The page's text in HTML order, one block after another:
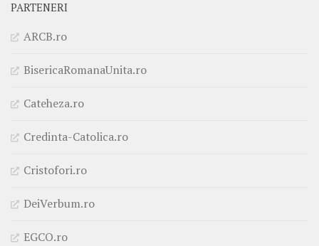
PARTENERI
ARCB.ro
BisericaRomanaUnita.ro
Cateheza.ro
Credinta-Catolica.ro
Cristofori.ro
DeiVerbum.ro
EGCO.ro